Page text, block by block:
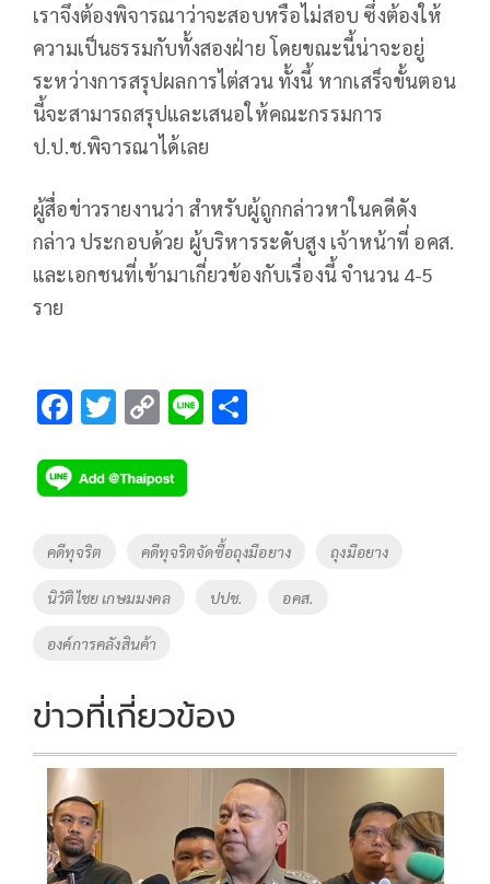
เราจึงต้องพิจารณาว่าจะสอบหรือไม่สอบ ซึ่งต้องให้
ความเป็นธรรมกับทั้งสองฝ่าย โดยขณะนี้น่าจะอยู่
ระหว่างการสรุปผลการไต่สวน ทั้งนี้ หากเสร็จขั้นตอน
นี้จะสามารถสรุปและเสนอให้คณะกรรมการ
ป.ป.ช.พิจารณาได้เลย
ผู้สื่อข่าวรายงานว่า สำหรับผู้ถูกกล่าวหาในคดีดัง
กล่าว ประกอบด้วย ผู้บริหารระดับสูง เจ้าหน้าที่ อคส.
และเอกชนที่เข้ามาเกี่ยวข้องกับเรื่องนี้ จำนวน 4-5
ราย
F
e
b
o
o
k
T
tt
er
C
p
y
Li
k
Li
Tags
คดีทุจริต คดีทุจริตจัดซื้อถุงมือยาง ถุงมือยาง
นิวัติไชย เกษมมงคล ปปช. อคส.
องค์การคลังสินค้า
ข่าวที่เกี่ยวข้อง